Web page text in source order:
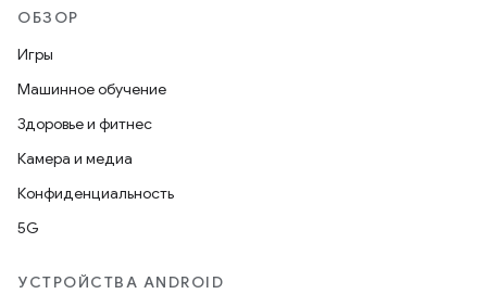
ОБЗОР
Игры
Машинное обучение
Здоровье и фитнес
Камера и медиа
Конфиденциальность
5G
УСТРОЙСТВА ANDROID